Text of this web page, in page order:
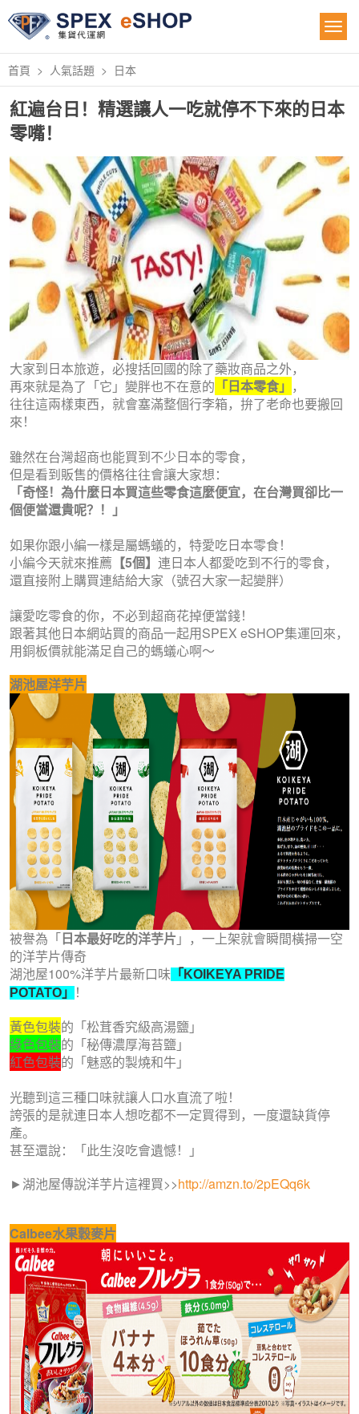
首頁 人氣話題 日本
紅遍台日！精選讓人一吃就停不下來的日本
零嘴！
大家到日本旅遊，必搜括回國的除了藥妝商品之外，
再來就是為了「它」變胖也不在意的 「日本零食」 ，
往往這兩樣東西，就會塞滿整個行李箱，拚了老命也要搬回
來！
雖然在台灣超商也能買到不少日本的零食，
但是看到販售的價格往往會讓大家想：
「奇怪！為什麼日本買這些零食這麼便宜，在台灣買卻比一
個便當還貴呢？！」
如果你跟小編一樣是屬螞蟻的，特愛吃日本零食！
小編今天就來推薦 【5個】 連日本人都愛吃到不行的零食，
還直接附上購買連結給大家（號召大家一起變胖）
讓愛吃零食的你，不必到超商花掉便當錢！
跟著其他日本網站買的商品一起用SPEX eSHOP集運回來，
用銅板價就能滿足自己的螞蟻心啊～
湖池屋洋芋片
被譽為「日本最好吃的洋芋片 」，一上架就會瞬間橫掃一空
的洋芋片傳奇
湖池屋100%洋芋片最新口味 「KOIKEYA PRIDE
POTATO」
！
黃色包裝的「松茸香究級高湯鹽」
綠色包裝的「秘傳濃厚海苔鹽」
紅色包裝的「魅惑的製燒和牛」
光聽到這三種口味就讓人口水直流了啦！
誇張的是就連日本人想吃都不一定買得到，一度還缺貨停
產。
甚至還說：「此生沒吃會遺憾！」
► 湖池屋傳說洋芋片這裡買>>http://amzn.to/2pEQq6k
Calbee水果穀麥片